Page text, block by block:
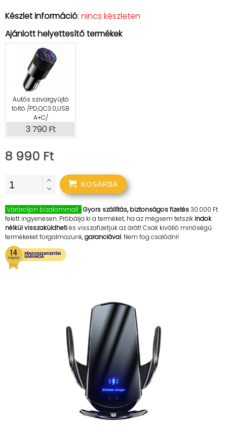
Készlet információ: nincs készleten
Ajánlott helyettesítő termékek
Autós szivargyújtó
töltő /PD,QC3.0,USB
A+C/
3 790 Ft
8 990 Ft
KOSÁRBA
Várároljon bizalommal! Gyors szállítás, biztonságos fizetés30.000 Ft
felett ingyenesen. Próbálja ki a terméket, ha az mégsem tetszikindok
nélkül visszaküldhetiés visszafizetjük az árát! Csak kiválló minőségű
termékeket forgalmazunk,garanciával. Nem fog csalódni!